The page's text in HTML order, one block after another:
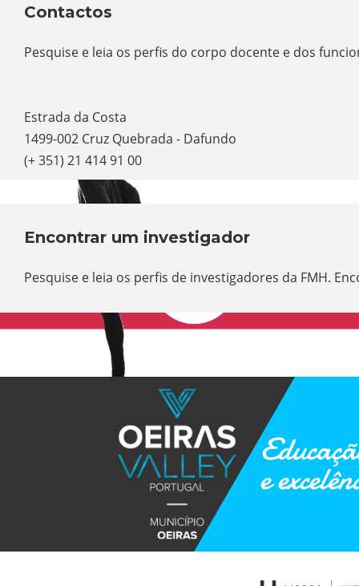
Contactos
Pesquise e leia os perfis do corpo docente e dos
Estrada da Costa
1499-002 Cruz Quebrada - Dafundo
(+ 351) 21 414 91 00
Encontrar um investigador
Pesquise e leia os perfis de investigadores da FMH.
e